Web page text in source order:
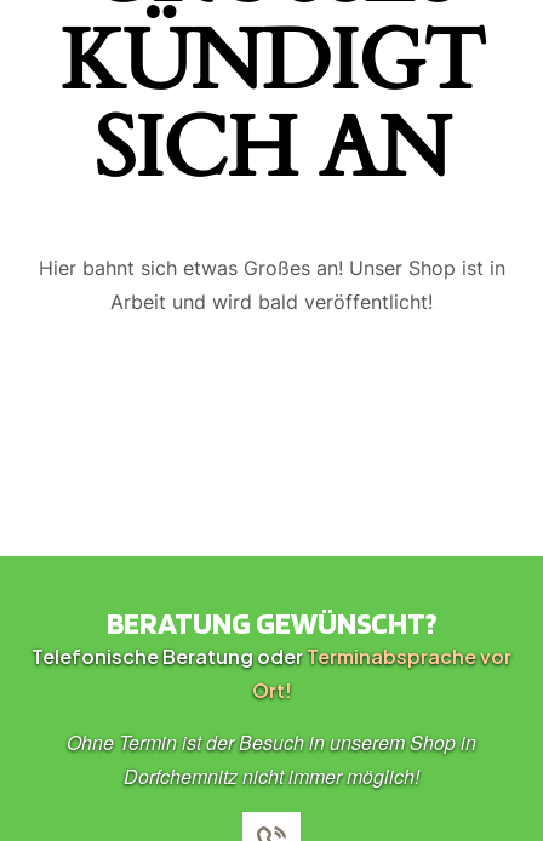
ÜNDIGT S
ICH AN
Hier bahnt sich etwas Großes an! Unser Shop ist in
Arbeit und wird bald veröffentlicht!
BERATUNG GEWÜNSCHT?
Telefonische Beratung oderTerminabsprache vor
Ort!
Ohne Termin ist der Besuch in unserem Shop in
Dorfchemnitz nicht immer möglich!